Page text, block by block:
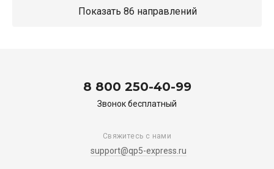
Показать 86 направлений
8 800 250-40-99
Звонок бесплатный
Свяжитесь с нами
support@qp5-express.ru